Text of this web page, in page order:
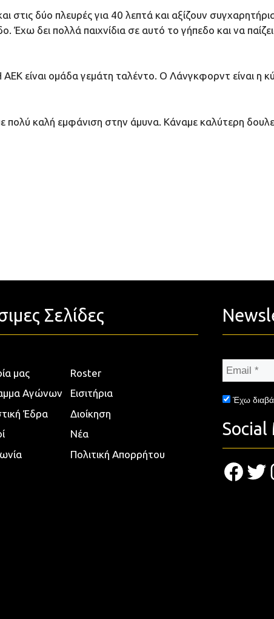
στις δύο πλευρές για 40 λεπτά και αξίζουν
Έχω δει πολλά παιχνίδια σε αυτό το γήπεδο και να
είναι ομάδα γεμάτη ταλέντο. Ο Λάνγκφορντ είναι η
καλή εμφάνιση στην άμυνα. Κάναμε καλύτερη
Σελίδες
μας
Roster
Αγώνων
Εισιτήρια
Έδρα
Διοίκηση
Νέα
Πολιτική Απορρήτου
Email
Έχω
Social